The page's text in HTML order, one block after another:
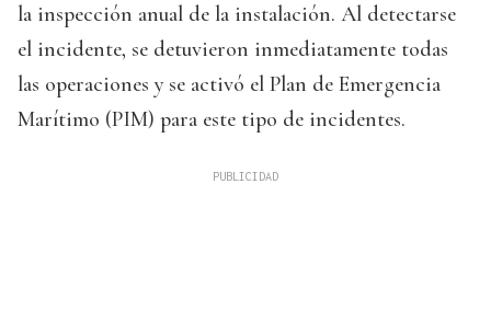
la inspección anual de la instalación. Al detectarse
el incidente, se detuvieron inmediatamente todas
las operaciones y se activó el Plan de Emergencia
Marítimo (PIM) para este tipo de incidentes.